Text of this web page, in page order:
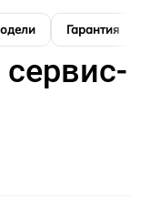
Гарантия